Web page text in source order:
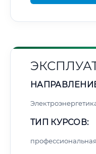
ТИП КУРСОВ: